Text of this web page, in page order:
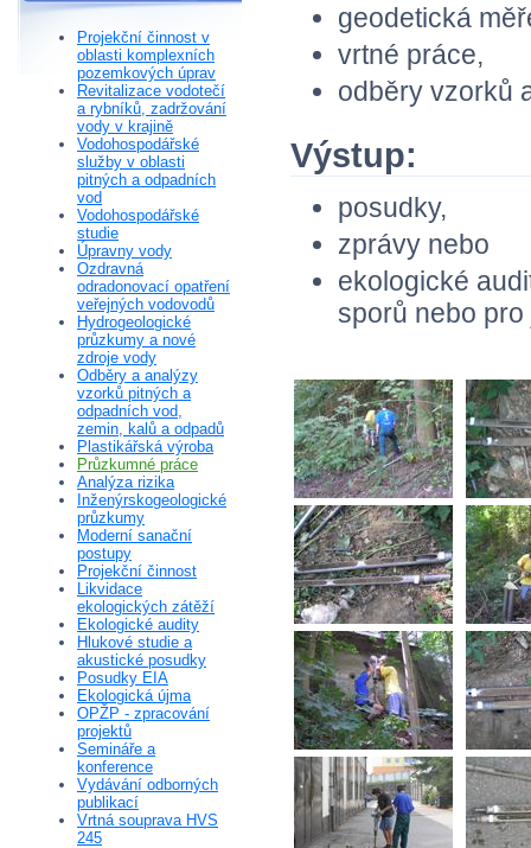
geodetická
vrtné práce,
odběry vzorků
Výstup:
posudky,
zprávy nebo
ekologické
sporů nebo
Projekční činnost v
oblasti komplexních
pozemkových úprav
Revitalizace vodotečí
a rybníků, zadržování
vody v krajině
Vodohospodářské
služby v oblasti
pitných a odpadních
vod
Vodohospodářské
studie
Úpravny vody
Ozdravná
odradonovací opatření
veřejných vodovodů
Hydrogeologické
průzkumy a nové
zdroje vody
Odběry a analýzy
vzorků pitných a
odpadních vod,
zemin, kalů a odpadů
Plastikářská výroba
Průzkumné práce
Analýza rizika
Inženýrskogeologické
průzkumy
Moderní sanační
postupy
Projekční činnost
Likvidace
ekologických zátěží
Ekologické audity
Hlukové studie a
akustické posudky
Posudky EIA
Ekologická újma
OPŽP - zpracování
projektů
Semináře a
konference
Vydávání odborných
publikací
Vrtná souprava HVS
245